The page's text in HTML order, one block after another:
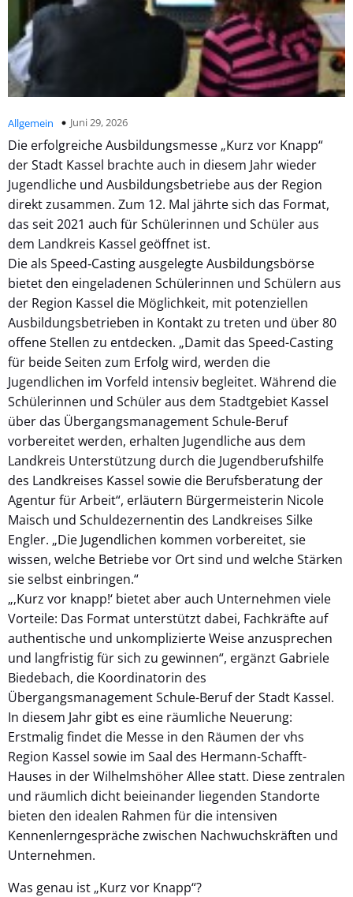
Allgemein Juni 29, 2026
Die erfolgreiche Ausbildungsmesse „Kurz vor Knapp“
der Stadt Kassel brachte auch in diesem Jahr wieder
Jugendliche und Ausbildungsbetriebe aus der Region
direkt zusammen. Zum 12. Mal jährte sich das Format,
das seit 2021 auch für Schülerinnen und Schüler aus
dem Landkreis Kassel geöffnet ist.
Die als Speed‐Casting ausgelegte Ausbildungsbörse
bietet den eingeladenen Schülerinnen und Schülern aus
der Region Kassel die Möglichkeit, mit potenziellen
Ausbildungsbetrieben in Kontakt zu treten und über 80
offene Stellen zu entdecken. „Damit das Speed-Casting
für beide Seiten zum Erfolg wird, werden die
Jugendlichen im Vorfeld intensiv begleitet. Während die
Schülerinnen und Schüler aus dem Stadtgebiet Kassel
über das Übergangsmanagement Schule-Beruf
vorbereitet werden, erhalten Jugendliche aus dem
Landkreis Unterstützung durch die Jugendberufshilfe
des Landkreises Kassel sowie die Berufsberatung der
Agentur für Arbeit“, erläutern Bürgermeisterin Nicole
Maisch und Schuldezernentin des Landkreises Silke
Engler. „Die Jugendlichen kommen vorbereitet, sie
wissen, welche Betriebe vor Ort sind und welche Stärken
sie selbst einbringen.“
„‚Kurz vor knapp!‘ bietet aber auch Unternehmen viele
Vorteile: Das Format unterstützt dabei, Fachkräfte auf
authentische und unkomplizierte Weise anzusprechen
und langfristig für sich zu gewinnen“, ergänzt Gabriele
Biedebach, die Koordinatorin des
Übergangsmanagement Schule-Beruf der Stadt Kassel.
In diesem Jahr gibt es eine räumliche Neuerung:
Erstmalig findet die Messe in den Räumen der vhs
Region Kassel sowie im Saal des Hermann-Schafft-
Hauses in der Wilhelmshöher Allee statt. Diese zentralen
und räumlich dicht beieinander liegenden Standorte
bieten den idealen Rahmen für die intensiven
Kennenlerngespräche zwischen Nachwuchskräften und
Unternehmen.
Was genau ist „Kurz vor Knapp“?